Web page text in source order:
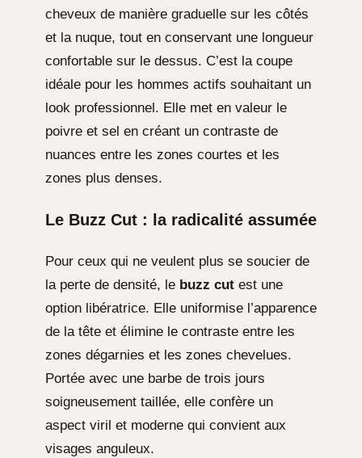
cheveux de manière graduelle sur les côtés
et la nuque, tout en conservant une longueur
confortable sur le dessus. C’est la coupe
idéale pour les hommes actifs souhaitant un
look professionnel. Elle met en valeur le
poivre et sel en créant un contraste de
nuances entre les zones courtes et les
zones plus denses.
Le Buzz Cut : la radicalité assumée
Pour ceux qui ne veulent plus se soucier de
la perte de densité, le buzz cut est une
option libératrice. Elle uniformise l’apparence
de la tête et élimine le contraste entre les
zones dégarnies et les zones chevelues.
Portée avec une barbe de trois jours
soigneusement taillée, elle confère un
aspect viril et moderne qui convient aux
visages anguleux.